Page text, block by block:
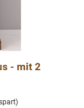
- mit 2